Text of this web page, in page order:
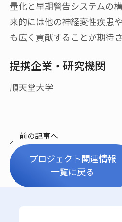
量化と早期警告システムの
来的には他の神経変性疾患
も広く貢献することが期待さ
提携企業・研究機関
順天堂大学
前の記事へ
プロジェクト関連情報
一覧に戻る